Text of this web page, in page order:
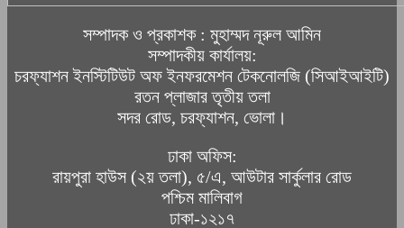
সম্পাদক ও প্রকাশক : মুহাম্মদ নূরুল আমিন
সম্পাদকীয় কার্যালয়:
চরফ্যাশন ইনস্টিটিউট অফ ইনফরমেশন টেকনোলজি (সিআইআইটি)
রতন প্লাজার তৃতীয় তলা
সদর রোড, চরফ্যাশন, ভোলা।
ঢাকা অফিস:
রায়পুরা হাউস (২য় তলা), ৫/এ, আউটার সার্কুলার রোড
পশ্চিম মালিবাগ
ঢাকা-১২১৭